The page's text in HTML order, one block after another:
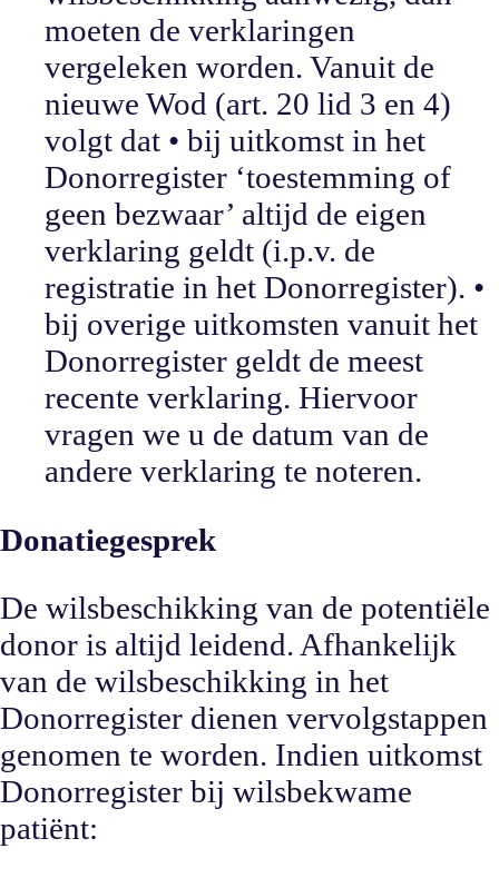
moeten de verklaringen
vergeleken worden. Vanuit de
nieuwe Wod (art. 20 lid 3 en 4)
volgt dat • bij uitkomst in het
Donorregister ‘toestemming of
geen bezwaar’ altijd de eigen
verklaring geldt (i.p.v. de
registratie in het Donorregister). •
bij overige uitkomsten vanuit het
Donorregister geldt de meest
recente verklaring. Hiervoor
vragen we u de datum van de
andere verklaring te noteren.
Donatiegesprek
De wilsbeschikking van de potentiële
donor is altijd leidend. Afhankelijk
van de wilsbeschikking in het
Donorregister dienen vervolgstappen
genomen te worden. Indien uitkomst
Donorregister bij wilsbekwame
patiënt: